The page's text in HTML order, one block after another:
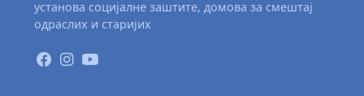
установа социјалне заштите, домова за смештај
одраслих и старијих